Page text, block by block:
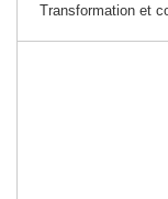
Transformation et